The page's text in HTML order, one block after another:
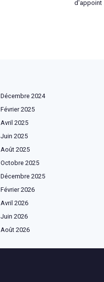
d'appoint
Décembre 2024
Février 2025
Avril 2025
Juin 2025
Août 2025
Octobre 2025
Décembre 2025
Février 2026
Avril 2026
Juin 2026
Août 2026